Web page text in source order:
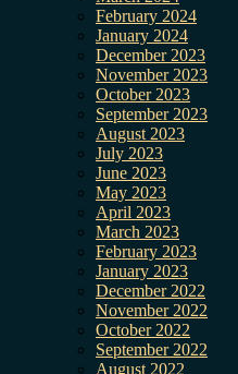
February 2024
January 2024
December 2023
November 2023
October 2023
September 2023
August 2023
July 2023
June 2023
May 2023
April 2023
March 2023
February 2023
January 2023
December 2022
November 2022
October 2022
September 2022
August 2022